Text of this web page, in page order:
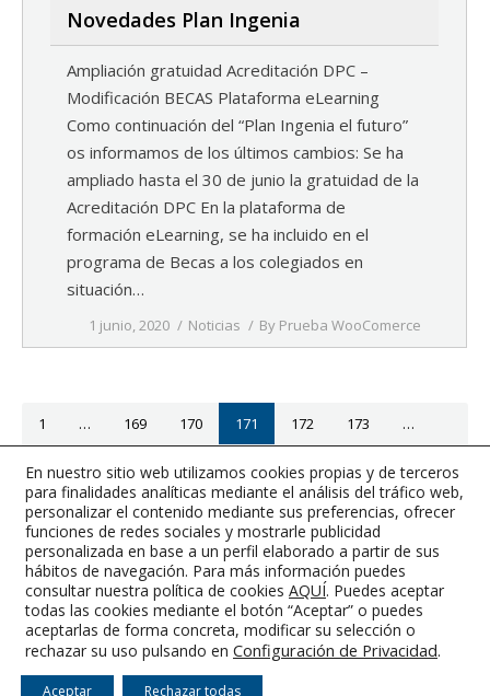
Novedades Plan Ingenia
Ampliación gratuidad Acreditación DPC –
Modificación BECAS Plataforma eLearning
Como continuación del “Plan Ingenia el futuro”
os informamos de los últimos cambios: Se ha
ampliado hasta el 30 de junio la gratuidad de la
Acreditación DPC En la plataforma de
formación eLearning, se ha incluido en el
programa de Becas a los colegiados en
situación…
1 junio, 2020 Noticias By Prueba WooComerce
1 … 169 170 171 172 173 …
363
Página anterior Página siguiente
Colegio Oficial de Graduados e Ingenieros Técnicos Industriales de
Albacete
En nuestro sitio web utilizamos cookies propias y de terceros
para finalidades analíticas mediante el análisis del tráfico web,
personalizar el contenido mediante sus preferencias, ofrecer
funciones de redes sociales y mostrarle publicidad
personalizada en base a un perfil elaborado a partir de sus
hábitos de navegación. Para más información puedes
consultar nuestra política de cookies AQUÍ. Puedes aceptar
todas las cookies mediante el botón “Aceptar” o puedes
aceptarlas de forma concreta, modificar su selección o
rechazar su uso pulsando en Configuración de Privacidad.
Aceptar Rechazar todas